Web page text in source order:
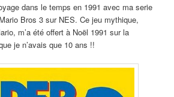
dans le temps en 1991 avec ma serie
Bros 3 sur NES. Ce jeu mythique,
m’a été offert à Noël 1991 sur la
je n’avais que 10 ans !!